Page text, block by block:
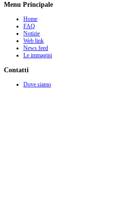
Menu Principale
Home
FAQ
Notizie
Web link
News feed
Le immagini
Contatti
Dove siamo